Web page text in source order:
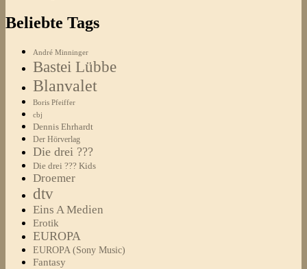
Beliebte Tags
André Minninger
Bastei Lübbe
Blanvalet
Boris Pfeiffer
cbj
Dennis Ehrhardt
Der Hörverlag
Die drei ???
Die drei ??? Kids
Droemer
dtv
Eins A Medien
Erotik
EUROPA
EUROPA (Sony Music)
Fantasy